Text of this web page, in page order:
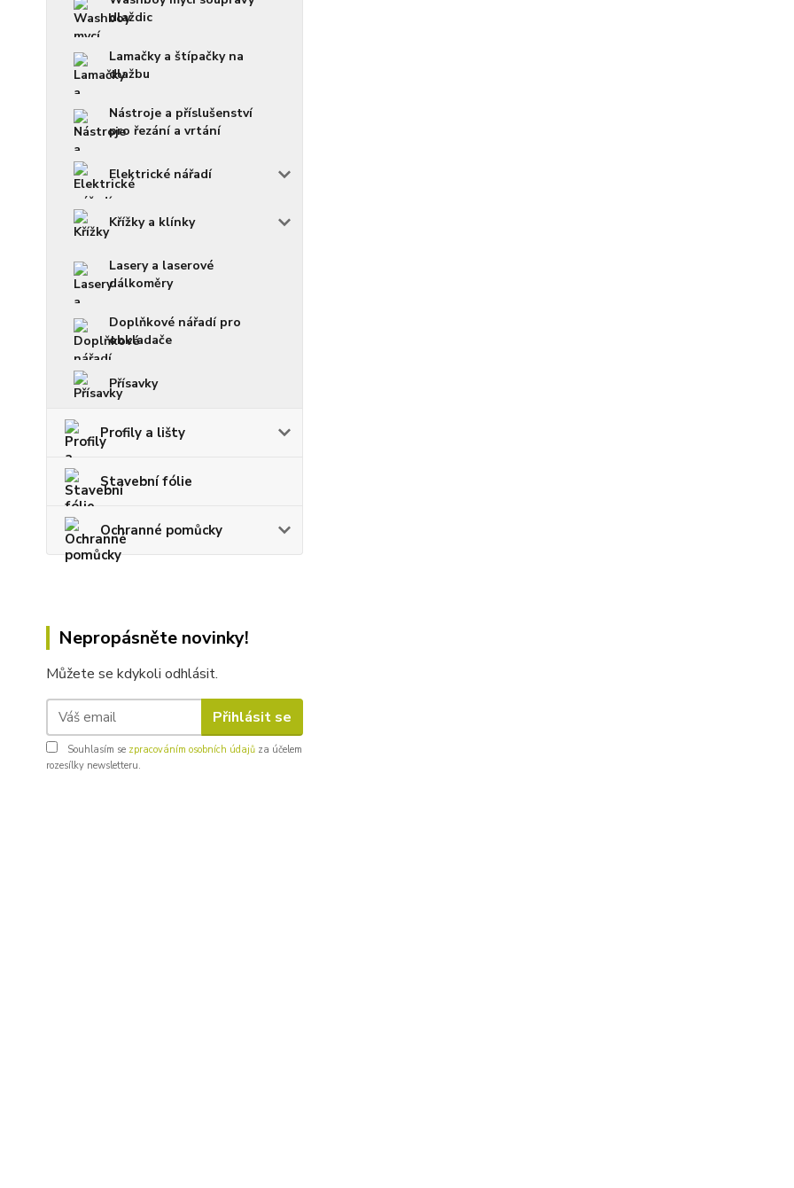
dlaždic
Lamačky a štípačky na
dlažbu
Nástroje a příslušenství
pro řezání a vrtání
Elektrické nářadí
Křížky a klínky
Lasery a laserové
dálkoměry
Doplňkové nářadí pro
obkladače
Přísavky
Profily a lišty
Stavební fólie
Ochranné pomůcky
Nepropásněte novinky!
Můžete se kdykoli odhlásit.
Přihlásit se
Souhlasím se zpracováním osobních údajů za účelem
rozesílky newsletteru.